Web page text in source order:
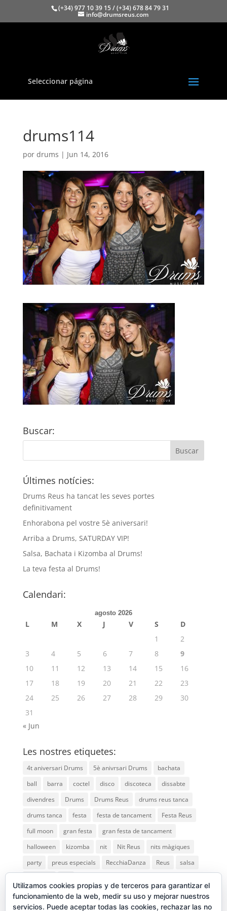
(+34) 977 10 39 15 / (+34) 678 84 79 31
info@drumsreus.com
Seleccionar página
drums114
por drums | Jun 14, 2016
Buscar:
Últimes notícies:
Drums Reus ha tancat les seves portes
definitivament
Enhorabona pel vostre 5è aniversari!
Arriba a Drums, SATURDAY VIP!
Salsa, Bachata i Kizomba al Drums!
La teva festa al Drums!
Calendari:
agosto 2026
L M X J V S
D
1
2
3
4 5 6 7 8
9
10
11 12 13 14 15
16
17
18 19 20 21 22
23
24
25 26 27 28 29
30
31
« Jun
Les nostres etiquetes:
4t aniversari Drums 5è anivrsari Drums
bachata
ball
barra coctel disco discoteca
dissabte
divendres
Drums Drums Reus
drums reus tanca
drums tanca
festa festa de tancament
Festa Reus
full moon
gran festa
gran festa de tancament
halloween
kizomba nit Nit Reus
nits màgiques
party
preus especials RecchiaDanza Reus
salsa
Utilizamos cookies propias y de terceros para garantizar el
funcionamiento de la web, medir su uso y mejorar nuestros
servicios. Puede aceptar todas las cookies, rechazar las no